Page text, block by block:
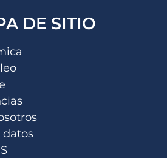
DE SITIO
datos